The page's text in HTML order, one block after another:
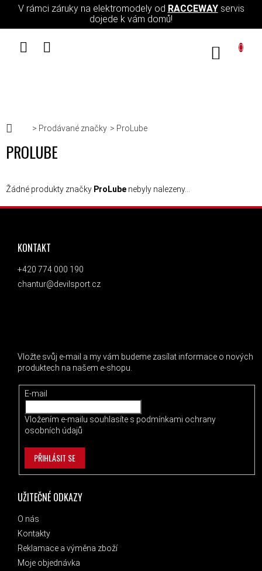
Přejít na obsah
V rámci záruky na elektromodely od RACCEWAYservis
dojede k vám domů!
Domů
Prodávané značky ProLube
PROLUBE
Žádné produkty značky ProLube nebyly nalezeny...
ZÁPATÍ
UŽITEČNÉ ODKAZY
O nás
Kontakty
Reklamace a výměna zboží
Moje objednávka
KONTAKT
+420 774 000 190
chantur@devilsport.cz
Vložte svůj e-mail a my vám budeme zasílat informace o nových
produktech na našem e-shopu.
E-mail
Vložením e-mailu souhlasíte s podmínkami ochrany
osobních údajů
PŘIHLÁSIT SE